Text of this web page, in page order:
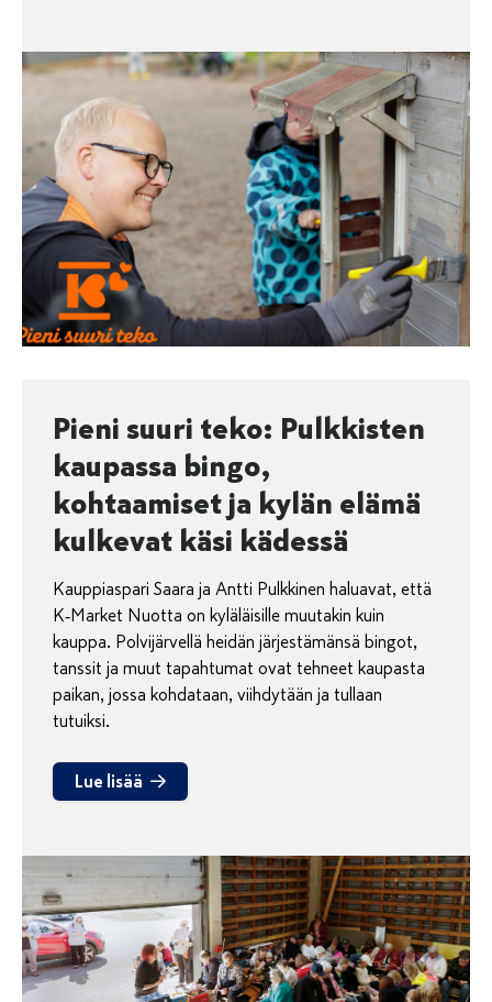
Pieni suuri teko: Pulkkisten
kaupassa bingo,
kohtaamiset ja kylän elämä
kulkevat käsi kädessä
Kauppiaspari Saara ja Antti Pulkkinen haluavat, että
K‑Market Nuotta on kyläläisille muutakin kuin
kauppa. Polvijärvellä heidän järjestämänsä bingot,
tanssit ja muut tapahtumat ovat tehneet kaupasta
paikan, jossa kohdataan, viihdytään ja tullaan
tutuiksi.
Lue lisää